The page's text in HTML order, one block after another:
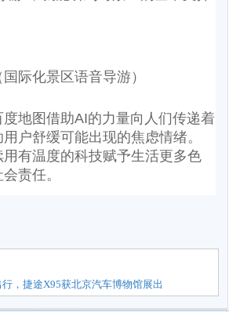
国际化景区语音导游）
地图借助AI的力量向人们传递着
户舒缓可能出现的焦虑情绪。
有温度的科技赋予生活更多色
责任。
，捷途X95获北京汽车博物馆展出